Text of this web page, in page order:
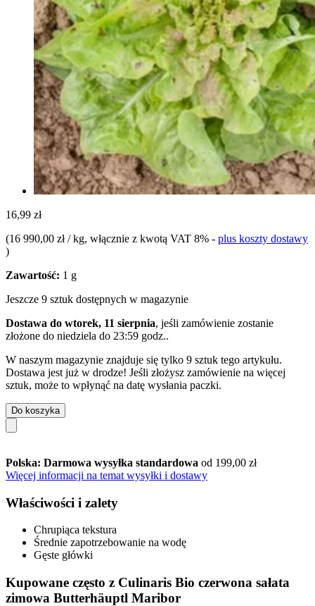
16,99 zł
(16 990,00 zł / kg, włącznie z kwotą VAT 8% - plus koszty dostawy
)
Zawartość: 1 g
Jeszcze 9 sztuk dostępnych w magazynie
Dostawa do wtorek, 11 sierpnia, jeśli zamówienie zostanie
złożone do niedziela do 23:59 godz..
W naszym magazynie znajduje się tylko 9 sztuk tego artykułu.
Dostawa jest już w drodze! Jeśli złożysz zamówienie na więcej
sztuk, może to wpłynąć na datę wysłania paczki.
Do koszyka
Polska: Darmowa wysyłka standardowa od 199,00 zł
Więcej informacji na temat wysyłki i dostawy
Właściwości i zalety
Chrupiąca tekstura
Średnie zapotrzebowanie na wodę
Gęste główki
Kupowane często z Culinaris Bio czerwona sałata
zimowa Butterhäuptl Maribor